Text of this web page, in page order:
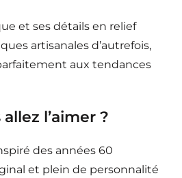
et ses détails en relief
artisanales d’autrefois,
aux tendances
l’aimer ?
des années 60
et plein de personnalité